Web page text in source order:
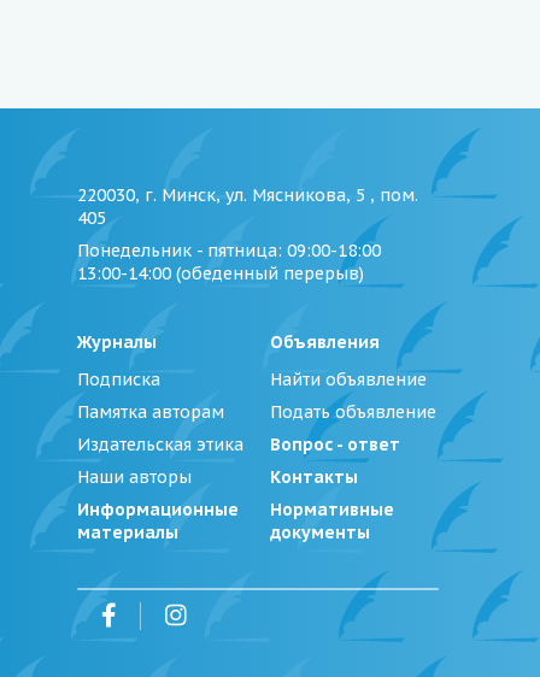
220030, г. Минск, ул. Мясникова, 5 , пом.
405
Понедельник - пятница: 09:00-18:00
13:00-14:00 (обеденный перерыв)
Журналы
Подписка
Памятка авторам
Издательская этика
Наши авторы
Информационные
материалы
Объявления
Найти объявление
Подать объявление
Вопрос - ответ
Контакты
Нормативные
документы